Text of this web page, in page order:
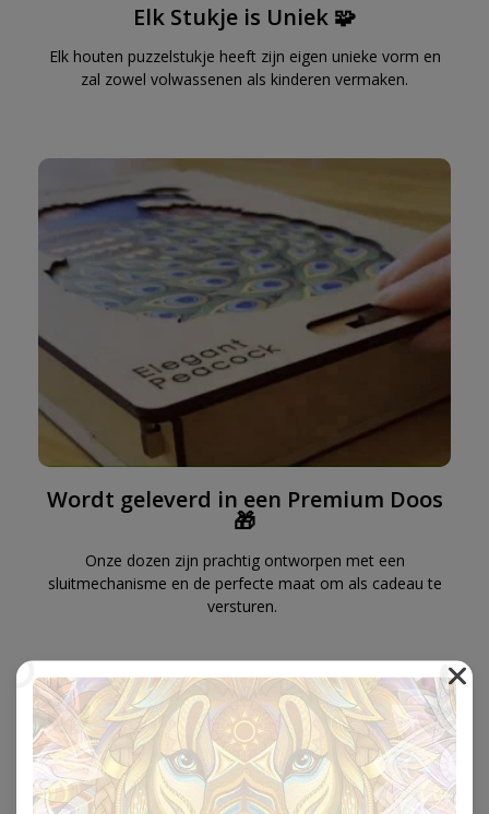
Elk Stukje is Uniek 🧩
Elk houten puzzelstukje heeft zijn eigen unieke vorm en
zal zowel volwassenen als kinderen vermaken.
Wordt geleverd in een Premium Doos
🎁
Onze dozen zijn prachtig ontworpen met een
sluitmechanisme en de perfecte maat om als cadeau te
versturen.